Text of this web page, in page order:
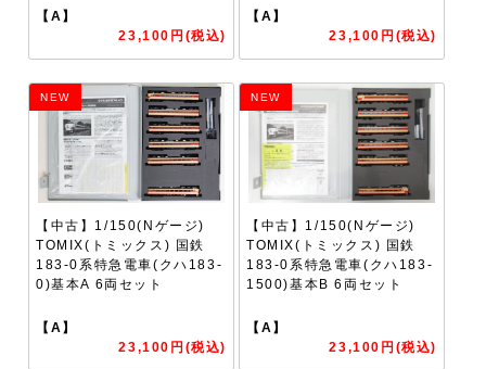
【A】
23,100円(税込)
【A】
23,100円(税込)
NEW
【中古】1/150(Nゲージ)
TOMIX(トミックス) 国鉄
183-0系特急電車(クハ183-
0)基本A 6両セット
【A】
23,100円(税込)
NEW
【中古】1/150(Nゲージ)
TOMIX(トミックス) 国鉄
183-0系特急電車(クハ183-
1500)基本B 6両セット
【A】
23,100円(税込)